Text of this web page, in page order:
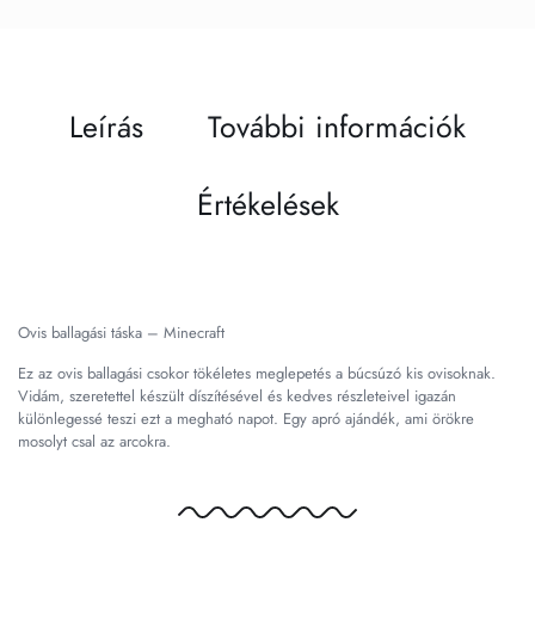
Leírás
További információk
Értékelések
Ovis ballagási táska – Minecraft
Ez az ovis ballagási csokor tökéletes meglepetés a búcsúzó kis ovisoknak.
Vidám, szeretettel készült díszítésével és kedves részleteivel igazán
különlegessé teszi ezt a megható napot. Egy apró ajándék, ami örökre
mosolyt csal az arcokra.